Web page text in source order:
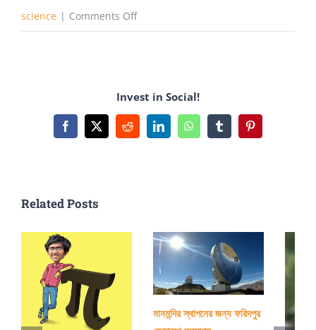
science | Comments Offon
Invest in Social!
Facebook
X RedditLinkedInWhatsAppTumblrPinterest
Related Posts
মানমন্দির স্থাপনের জন্য ফরিদপুর